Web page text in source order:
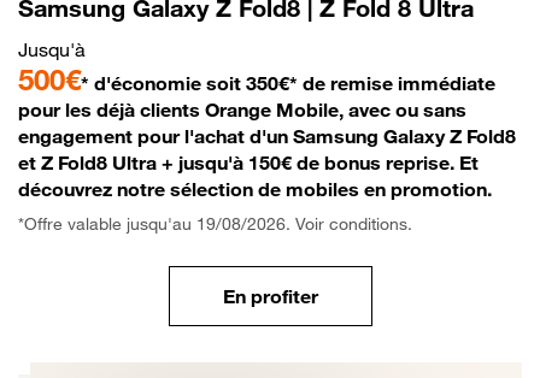
Samsung Galaxy Z Fold8 | Z Fold 8 Ultra
Jusqu'à
500€* d'économie soit 350€* de remise immédiate
pour les déjà clients Orange Mobile, avec ou sans
engagement pour l'achat d'un Samsung Galaxy Z Fold8
et Z Fold8 Ultra + jusqu'à 150€ de bonus reprise. Et
découvrez notre sélection de mobiles en promotion.
*Offre valable jusqu'au 19/08/2026. Voir conditions.
En profiter